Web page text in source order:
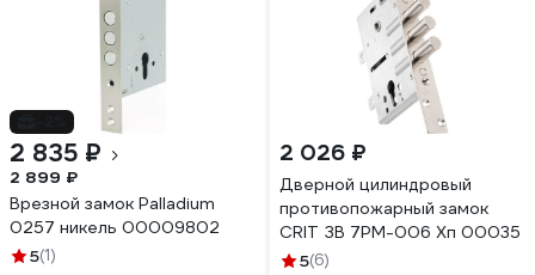
2 835 ₽
2 899 ₽
Врезной замок Palladium
0257 никель 00009802
5(1)
2 026 ₽
Дверной цилиндровый
противопожарный замок
CRIT ЗВ 7РМ-006 Хп 00035
5(6)